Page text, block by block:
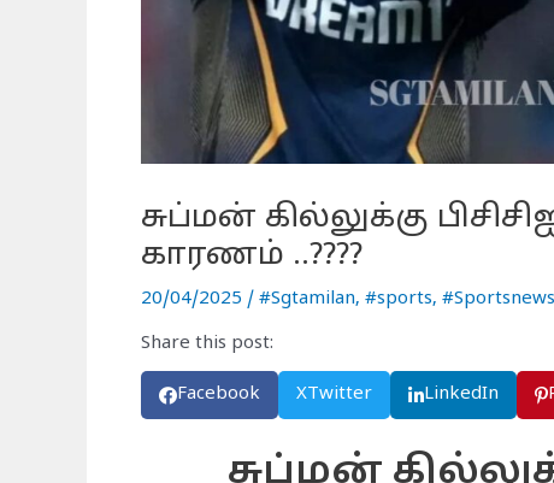
சுப்மன் கில்லுக்கு
காரணம் ..????
20/04/2025 / #Sgtamilan, #sports, #Sportsnews
Share this post:
Facebook XTwitter LinkedIn